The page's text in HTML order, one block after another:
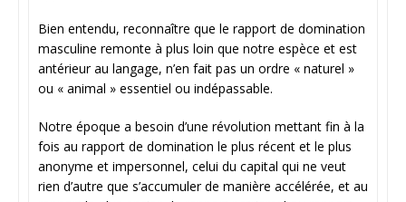
Bien entendu, reconnaître que le rapport de domination
masculine remonte à plus loin que notre espèce et est
antérieur au langage, n’en fait pas un ordre « naturel »
ou « animal » essentiel ou indépassable.
Notre époque a besoin d’une révolution mettant fin à la
fois au rapport de domination le plus récent et le plus
anonyme et impersonnel, celui du capital qui ne veut
rien d’autre que s’accumuler de manière accélérée, et au